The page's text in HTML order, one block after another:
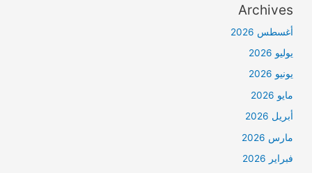
Archives
أغسطس 2026
يوليو 2026
يونيو 2026
مايو 2026
أبريل 2026
مارس 2026
فبراير 2026